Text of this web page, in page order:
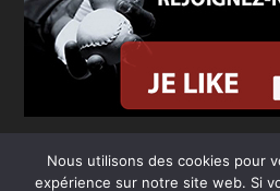
Nous utilisons des cookies pour
expérience sur notre site web. Si